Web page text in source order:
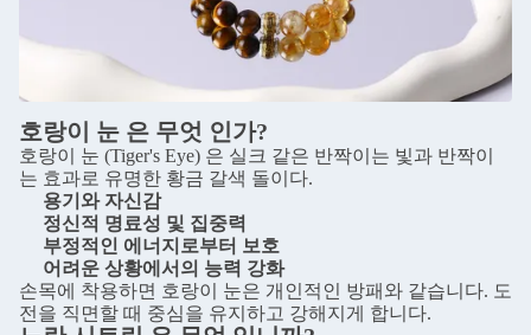
호랑이 눈 은 무엇 인가?
호랑이 눈 (Tiger's Eye) 은 실크 같은 반짝이는 빛과 반짝이
는 효과로 유명한 황금 갈색 돌이다.
용기와 자신감
정신적 명료성 및 집중력
부정적인 에너지로부터 보호
어려운 상황에서의 능력 강화
손목에 착용하면 호랑이 눈은 개인적인 방패와 같습니다. 도
전을 직면할 때 중심을 유지하고 강해지게 합니다.